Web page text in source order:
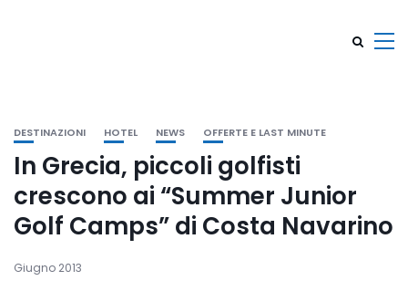
DESTINAZIONI HOTEL NEWS OFFERTE E LAST MINUTE
In Grecia, piccoli golfisti
crescono ai “Summer Junior
Golf Camps” di Costa Navarino
Giugno 2013